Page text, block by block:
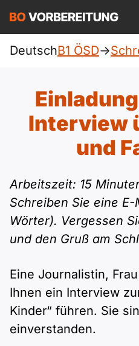
ÖSD
Allgemein
DTZ
telc
Goethe
Pflege (telc)
Deutsch
Ukrainisch
Russisch
Polnisch
A1 Allgemein
A1 telc
A1 Goethe
A2 Allgemein
A2 DTZ
A2 telc
A2 ÖIF
B1 Allgemein
B1 DTZ
B1 telc
B1 Goethe
B2
B2 Allgemein
B2 Beruf
B2 telc
B2 Goethe
Blog
Mehr Tools
Online-Kurse
Einloggen
DeutschB1 ÖSD->
Interview
und
Arbeitszeit: 15
Schreiben Sie eine
Wörter). Vergessen
und den Gruß am
Eine Journalistin,
Ihnen ein Interview
Kinder“ führen. Sie
einverstanden.